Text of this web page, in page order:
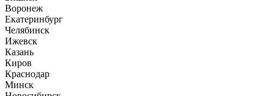
Воронеж
Екатеринбург
Челябинск
Ижевск
Казань
Киров
Краснодар
Минск